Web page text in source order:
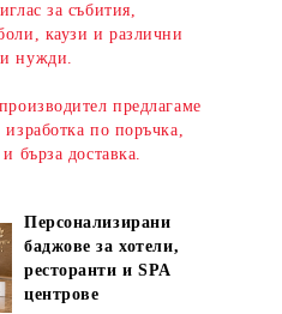
за събития,
каузи и различни
нужди.
предлагаме
по поръчка,
и бърза доставка.
Персонализирани
баджове за хотели,
ресторанти и SPA
центрове